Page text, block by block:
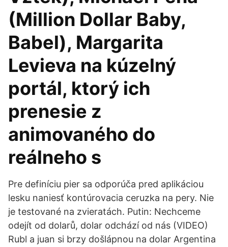
(Million Dollar Baby,
Babel), Margarita
Levieva na kúzelný
portál, ktorý ich
prenesie z
animovaného do
reálneho s
Pre definíciu pier sa odporúča pred aplikáciou
lesku naniesť kontúrovacia ceruzka na pery. Nie
je testované na zvieratách. Putin: Nechceme
odejít od dolarů, dolar odchází od nás (VIDEO)
Rubl a juan si brzy došlápnou na dolar Argentina